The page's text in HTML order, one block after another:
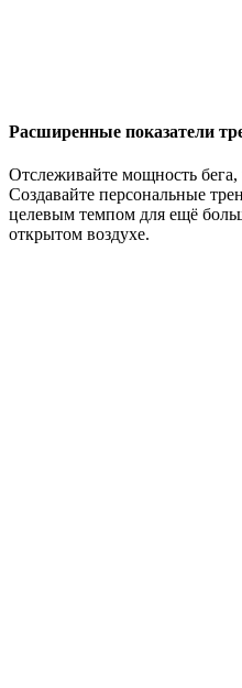
Расширенные показатели
Отслеживайте мощность
Создавайте персональные
целевым темпом для ещё
открытом воздухе.